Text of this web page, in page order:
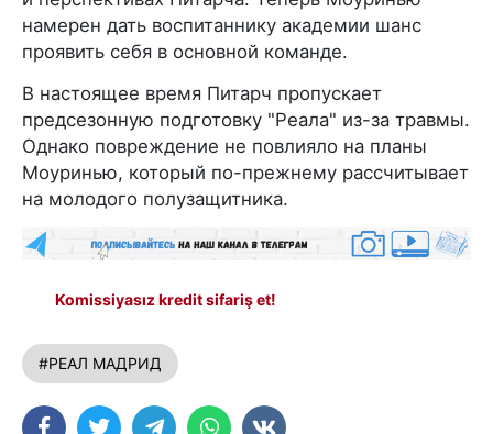
намерен дать воспитаннику академии шанс
проявить себя в основной команде.
В настоящее время Питарч пропускает
предсезонную подготовку "Реала" из-за травмы.
Однако повреждение не повлияло на планы
Моуринью, который по-прежнему рассчитывает
на молодого полузащитника.
Komissiyasız kredit sifariş et!
#РЕАЛ МАДРИД